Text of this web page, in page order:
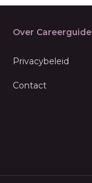
Over Careerguide
Privacybeleid
Contact